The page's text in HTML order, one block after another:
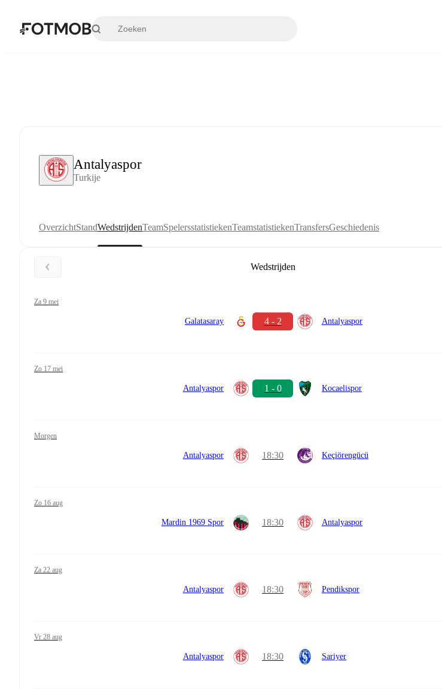
Antalyaspor
Turkije
OverzichtStandWedstrijdenTeamSpelersstatistiekenTeamstatistiekenTransfersGeschiedenis
Wedstrijden
za 9 mei
Galatasaray 4 - 2 Antalyaspor
zo 17 mei
Antalyaspor 1 - 0 Kocaelispor
morgen
Antalyaspor 18:30 Keçiörengücü
zo 16 aug
Mardin 1969 Spor 18:30 Antalyaspor
za 22 aug
Antalyaspor 18:30 Pendikspor
vr 28 aug
Antalyaspor 18:30 Sariyer